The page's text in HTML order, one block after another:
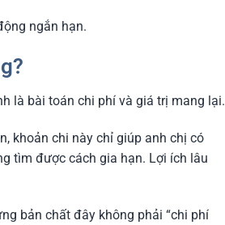
ngắn hạn.
là bài toán chi phí và giá trị mang lại.
khoản chi này chỉ giúp anh chị có
tìm được cách gia hạn. Lợi ích lâu
bản chất đây không phải “chi phí